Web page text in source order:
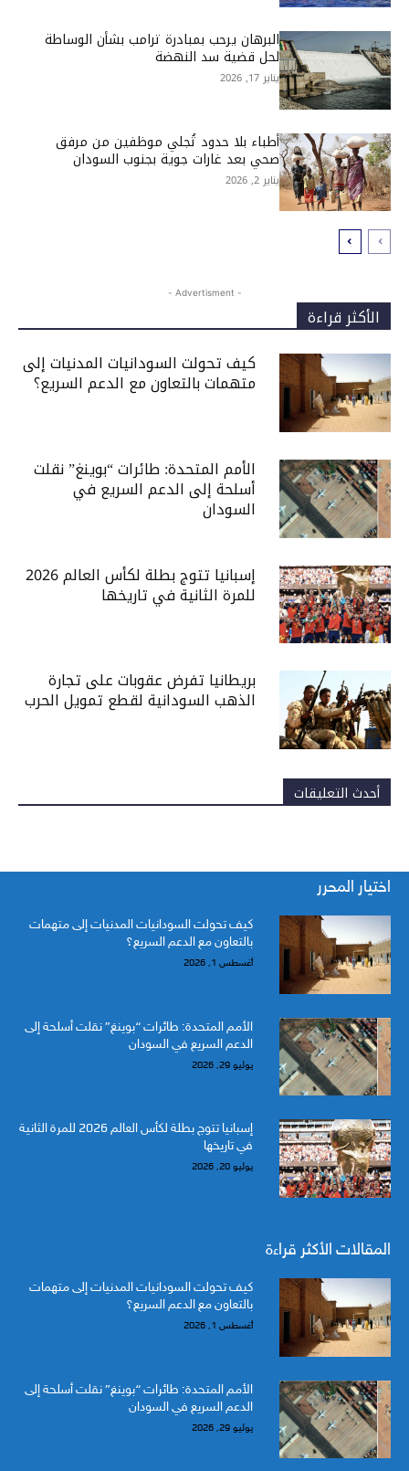
البرهان يرحب بمبادرة ترامب بشأن الوساطة
لحل قضية سد النهضة
يناير 17, 2026
أطباء بلا حدود تُجلي موظفين من مرفق
صحي بعد غارات جوية بجنوب السودان
يناير 2, 2026
- Advertisment -
الأكثر قراءة
كيف تحولت السودانيات المدنيات إلى
متهمات بالتعاون مع الدعم السريع؟
الأمم المتحدة: طائرات “بوينغ” نقلت
أسلحة إلى الدعم السريع في
السودان
إسبانيا تتوج بطلة لكأس العالم 2026
للمرة الثانية في تاريخها
بريطانيا تفرض عقوبات على تجارة
الذهب السودانية لقطع تمويل الحرب
أحدث التعليقات
اختيار المحرر
كيف تحولت السودانيات المدنيات إلى متهمات
بالتعاون مع الدعم السريع؟
أغسطس 1, 2026
الأمم المتحدة: طائرات “بوينغ” نقلت أسلحة إلى
الدعم السريع في السودان
يوليو 29, 2026
إسبانيا تتوج بطلة لكأس العالم 2026 للمرة الثانية
في تاريخها
يوليو 20, 2026
المقالات الأكثر قراءة
كيف تحولت السودانيات المدنيات إلى متهمات
بالتعاون مع الدعم السريع؟
أغسطس 1, 2026
الأمم المتحدة: طائرات “بوينغ” نقلت أسلحة إلى
الدعم السريع في السودان
يوليو 29, 2026